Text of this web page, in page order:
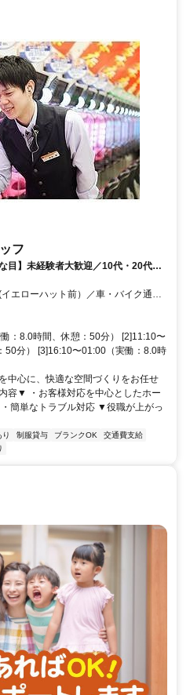
フ
目】未経験者大歓迎／10代・20代活
なたの一歩を応援します。
エローハット前）／車・バイク通勤
：8.0時間、休憩：50分） [2]11:10〜
50分） [3]16:10〜01:00（実働：8.0時
中心に、快適な空間づくりをお任せ
容▼ ・お客様対応を中心としたホー
簡単なトラブル対応 ▼役職が上がっ
り 制服貸与 ブランクOK
交通費支給